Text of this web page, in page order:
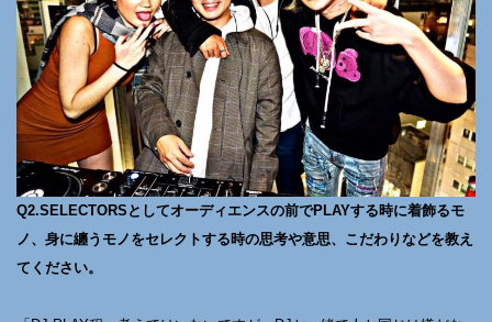
Q2.SELECTORSとしてオーディエンスの前でPLAYする時に着飾るモ
ノ、身に纏うモノをセレクトする時の思考や意思、こだわりなどを教え
てください。